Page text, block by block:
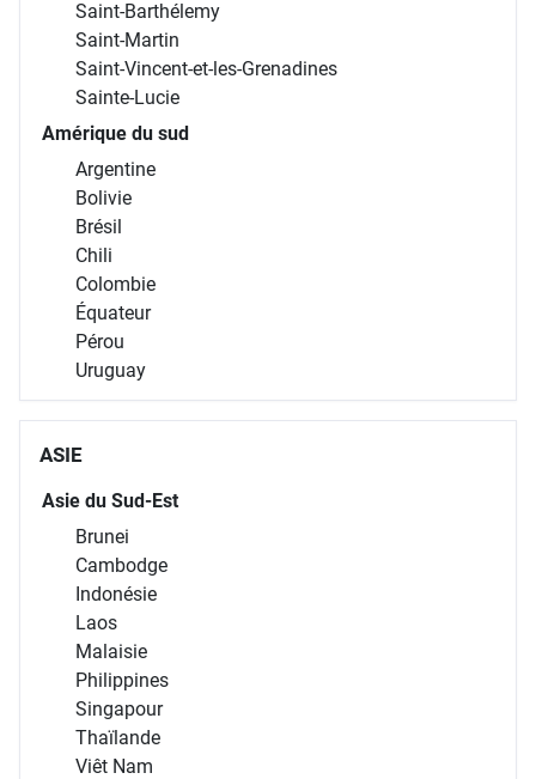
Saint-Barthélemy
Saint-Martin
Saint-Vincent-et-les-Grenadines
Sainte-Lucie
Amérique du sud
Argentine
Bolivie
Brésil
Chili
Colombie
Équateur
Pérou
Uruguay
ASIE
Asie du Sud-Est
Brunei
Cambodge
Indonésie
Laos
Malaisie
Philippines
Singapour
Thaïlande
Viêt Nam